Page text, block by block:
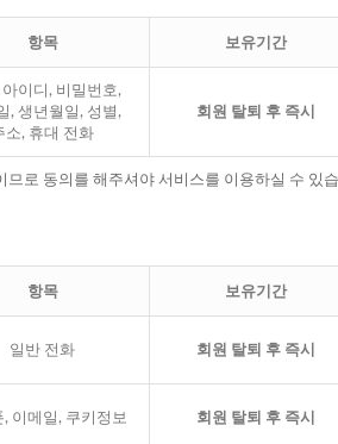
항목 보유기간
아이디, 비밀번호,
, 생년월일, 성별,
소, 휴대 전화
회원 탈퇴 후 즉시
로 동의를 해주셔야 서비스를 이용하실 수 있
항목 보유기간
일반 전화 회원 탈퇴 후 즉시
, 이메일, 쿠키정보 회원 탈퇴 후 즉시